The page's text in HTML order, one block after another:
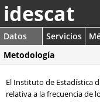
idescat
Datos Servicios
Metodología
El Instituto de Estadística
relativa a la frecuencia de